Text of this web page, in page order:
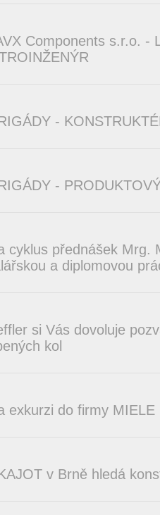
Components s.r.o.
-
-
cyklus přednášek Mrg.
a diplomovou
si Vás dovoluje
kol
exkurzi do firmy MIELE
v Brně hledá